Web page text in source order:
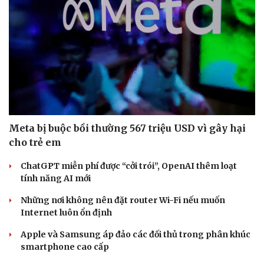
Sức khỏe
Cây thuốc
Sản phụ khoa
Blog
Meta bị buộc bồi thường 567 triệu USD vì gây hại
cho trẻ em
ChatGPT miễn phí được “cởi trói”, OpenAI thêm loạt
tính năng AI mới
Những nơi không nên đặt router Wi-Fi nếu muốn
Internet luôn ổn định
Apple và Samsung áp đảo các đối thủ trong phân khúc
smartphone cao cấp